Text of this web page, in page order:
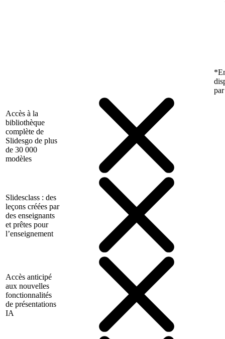
Accès à la
bibliothèque
complète de
Slidesgo de plus
de 30 000
modèles
Slidesclass : des
leçons créées par
des enseignants
et prêtes pour
l’enseignement
Accès anticipé
aux nouvelles
fonctionnalités
de présentations
IA